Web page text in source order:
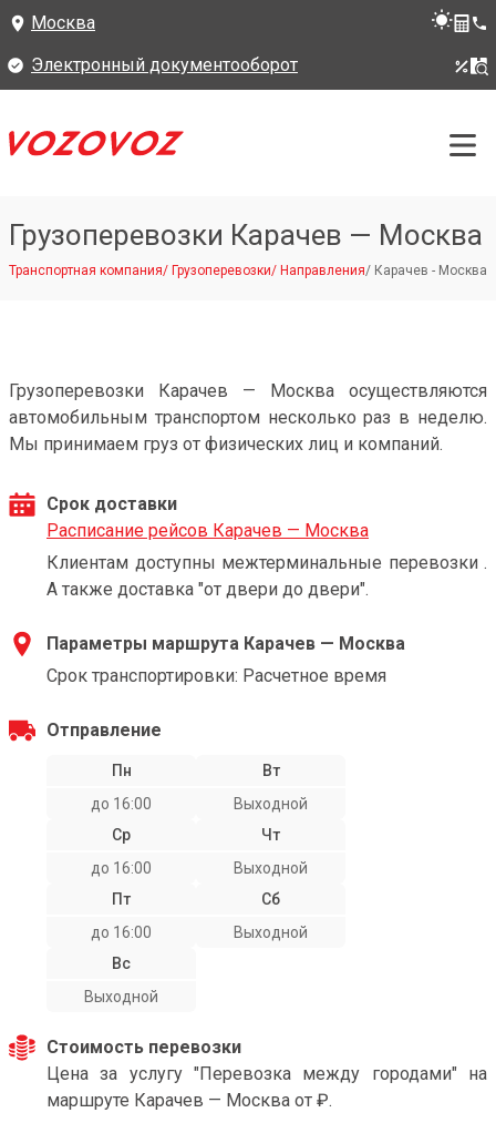
Москва
Электронный документооборот
Грузоперевозки Карачев — Москва
Транспортная компания/ Грузоперевозки/ Направления/ Карачев - Москва
Грузоперевозки Карачев — Москва осуществляются
автомобильным транспортом несколько раз в неделю.
Мы принимаем груз от физических лиц и компаний.
Срок доставки
Расписание рейсов Карачев — Москва
Клиентам доступны межтерминальные перевозки .
А также доставка "от двери до двери".
Параметры маршрута Карачев — Москва
Срок транспортировки: Расчетное время
Отправление
Пн
до 16:00
Вт
Выходной
Ср
до 16:00
Чт
Выходной
Пт
до 16:00
Сб
Выходной
Вс
Выходной
Стоимость перевозки
Цена за услугу "Перевозка между городами" на
маршруте Карачев — Москва от ₽.